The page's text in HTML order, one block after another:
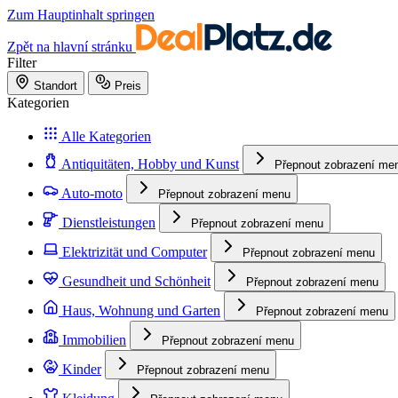
Zum Hauptinhalt springen
Zpět na hlavní stránku
Filter
Standort Preis
Kategorien
Alle Kategorien
Antiquitäten, Hobby und Kunst
Přepnout zobrazení
Auto-moto Přepnout zobrazení menu
Dienstleistungen Přepnout zobrazení menu
Elektrizität und Computer Přepnout zobrazení menu
Gesundheit und Schönheit Přepnout zobrazení menu
Haus, Wohnung und Garten Přepnout zobrazení menu
Immobilien Přepnout zobrazení menu
Kinder Přepnout zobrazení menu